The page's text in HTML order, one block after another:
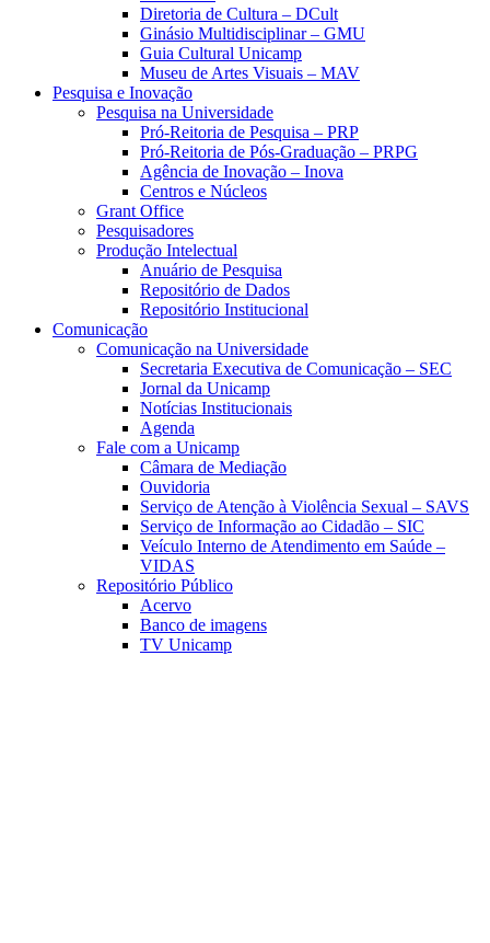
Diretoria de Cultura – DCult
Ginásio Multidisciplinar – GMU
Guia Cultural Unicamp
Museu de Artes Visuais – MAV
Pesquisa e Inovação
Pesquisa na Universidade
Pró-Reitoria de Pesquisa – PRP
Pró-Reitoria de Pós-Graduação – PRPG
Agência de Inovação – Inova
Centros e Núcleos
Grant Office
Pesquisadores
Produção Intelectual
Anuário de Pesquisa
Repositório de Dados
Repositório Institucional
Comunicação
Comunicação na Universidade
Secretaria Executiva de Comunicação – SEC
Jornal da Unicamp
Notícias Institucionais
Agenda
Fale com a Unicamp
Câmara de Mediação
Ouvidoria
Serviço de Atenção à Violência Sexual – SAVS
Serviço de Informação ao Cidadão – SIC
Veículo Interno de Atendimento em Saúde –
VIDAS
Repositório Público
Acervo
Banco de imagens
TV Unicamp